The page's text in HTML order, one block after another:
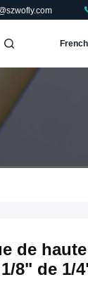
French
de haute
8" de 1/